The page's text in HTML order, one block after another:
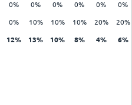
0% 0% 0% 0% 0% 0%
0% 10% 10% 10% 20% 20%
12% 13% 10% 8% 4% 6%